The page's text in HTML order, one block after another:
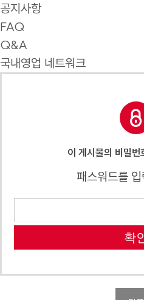
공지사항
FAQ
Q&A
국내영업 네트워크
이 게시물의 비밀번
패스워드를
확